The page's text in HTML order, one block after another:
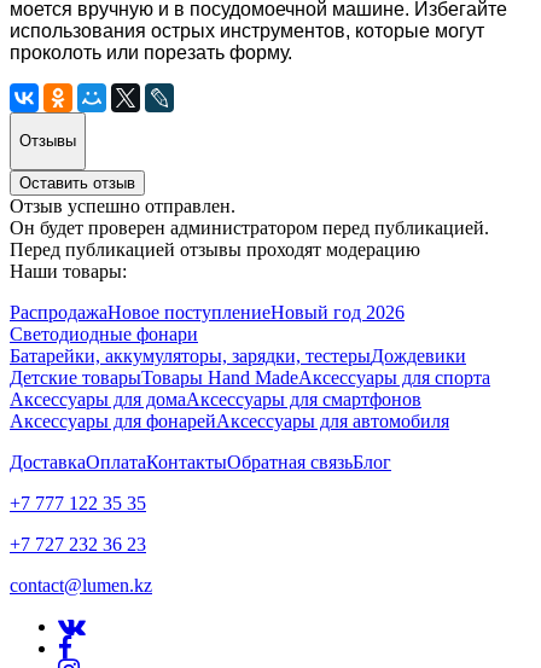
моется вручную и в посудомоечной машине. Избегайте
использования острых инструментов, которые могут
проколоть или порезать форму.
Отзывы
Оставить отзыв
Отзыв успешно отправлен.
Он будет проверен администратором перед публикацией.
Перед публикацией отзывы проходят модерацию
Наши товары:
РаспродажаНовое поступлениеНовый год 2026
Светодиодные фонари
Батарейки, аккумуляторы, зарядки, тестерыДождевики
Детские товарыТовары Hand MadeАксессуары для спорта
Аксессуары для домаАксессуары для смартфонов
Аксессуары для фонарейАксессуары для автомобиля
ДоставкаОплатаКонтактыОбратная связьБлог
+7 777 122 35 35
+7 727 232 36 23
contact@lumen.kz